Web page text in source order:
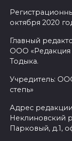
октября 2020
Главный
ООО «Редакция
Тодыка.
Учредитель:
степь»
Адрес
Неклиновский
Парковый, д.1,